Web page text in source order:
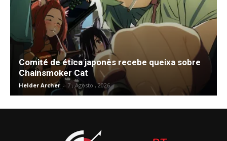
Comité de ética japonês recebe queixa sobre
Chainsmoker Cat
Helder Archer - 7 , Agosto , 2026